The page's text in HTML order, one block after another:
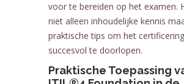
voor te bereiden op het examen.
niet alleen inhoudelijke kennis
praktische tips om het
succesvol te doorlopen.
Praktische Toepassing